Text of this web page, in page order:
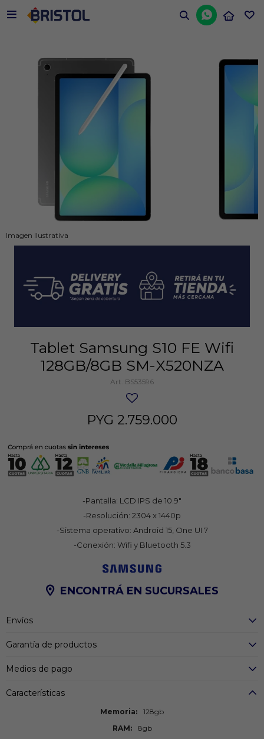


Imagen Ilustrativa
Tablet Samsung S10 FE Wifi
128GB/8GB SM-X520NZA
BS53596
PYG 2.759.000
-Pantalla: LCD IPS de 10.9"
-Resolución: 2304 x 1440p
-Sistema operativo: Android 15, One UI 7
-Conexión: Wifi y Bluetooth 5.3
ENCONTRÁ EN SUCURSALES
Envíos
Garantía de productos
Medios de pago
Características
Memoria
128gb
RAM
8gb